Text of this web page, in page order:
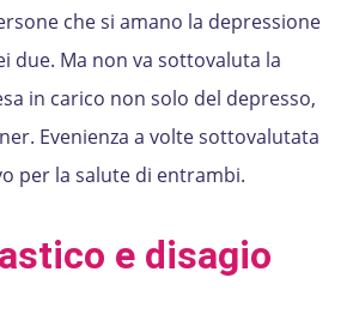
che si amano la depressione
due. Ma non va sottovaluta la
in carico non solo del depresso,
Evenienza a volte sottovalutata
per la salute di entrambi.
e disagio